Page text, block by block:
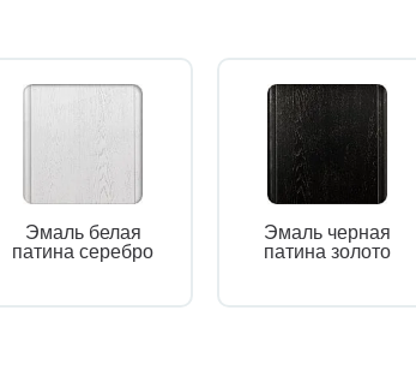
Эмаль белая
патина серебро
Эмаль черная
патина золото